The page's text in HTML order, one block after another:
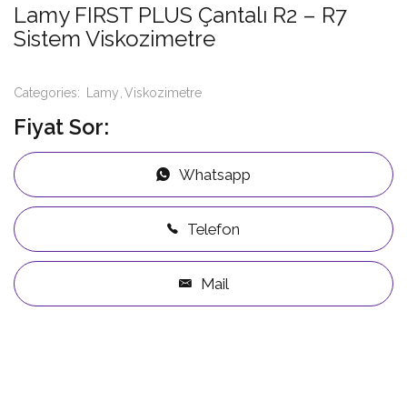
Lamy FIRST PLUS Çantalı R2 – R7
Sistem Viskozimetre
Categories: Lamy Viskozimetre
Fiyat Sor:
Whatsapp
Telefon
Mail